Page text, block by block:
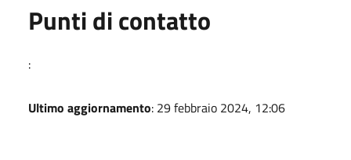
Punti di contatto
:
Ultimo aggiornamento: 29 febbraio 2024, 12:06